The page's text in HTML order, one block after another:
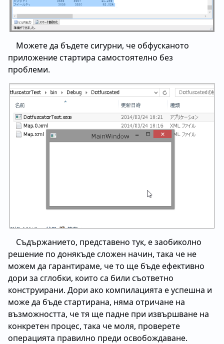
Можете да бъдете сигурни, че обфусканото
приложение стартира самостоятелно без
проблеми.
Съдържанието, представено тук, е заобиколно
решение по донякъде сложен начин, така че не
можем да гарантираме, че то ще бъде ефективно
дори за сглобки, които са били съответно
конструирани. Дори ако компилацията е успешна и
може да бъде стартирана, няма отричане на
възможността, че тя ще падне при извършване на
конкретен процес, така че моля, проверете
операцията правилно преди освобождаване.